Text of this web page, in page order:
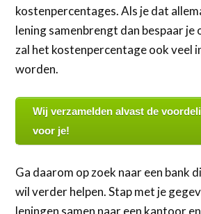
kostenpercentages. Als je dat
lening samenbrengt dan bespaar je
zal het kostenpercentage ook veel
worden.
Wij verzamelden alvast de
voor je!
Ga daarom op zoek naar een bank
wil verder helpen. Stap met je
leningen samen naar een kantoor